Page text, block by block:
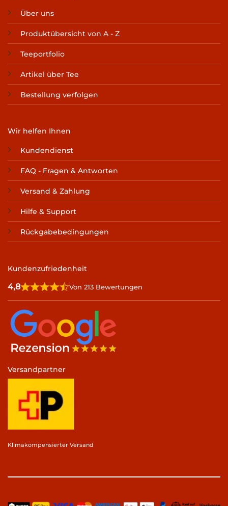
Über uns
Produktübersicht von A - Z
Teeportfolio
Artikel über Tee
Bestellung verfolgen
Wir helfen Ihnen
Kundendienst
FAQ - Fragen & Antworten
Versand & Zahlung
Hilfe & Support
Rückgabebedingungen
Kundenzufriedenheit
4,8 Von 213 Bewertungen
Versandpartner
Klimakompensierter Versand